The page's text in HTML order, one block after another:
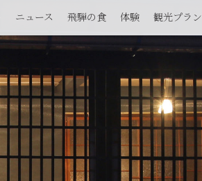
ニュース 飛騨の食 体験 観光プラン